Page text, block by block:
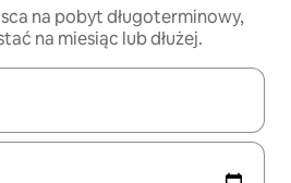
na pobyt długoterminowy,
na miesiąc lub dłużej.
możesz poruszać się po nich za